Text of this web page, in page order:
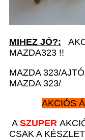
MIHEZ JÓ?:
MAZDA323 !!
MAZDA 323/
MAZDA 323/
AKCIÓS
A SZUPER
CSAK A